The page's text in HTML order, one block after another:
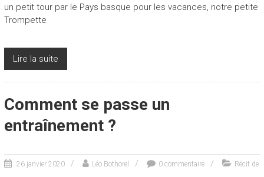
un petit tour par le Pays basque pour les vacances, notre petite
Trompette
Lire la suite
Comment se passe un
entraînement ?
26 janvier 2020 Léo Bothorel 0 commentaire Récit de